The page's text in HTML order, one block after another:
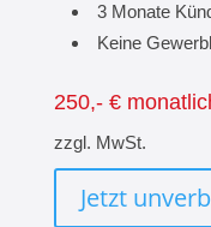
3 Monate
Keine
250,- €
zzgl. MwSt.
Jetzt